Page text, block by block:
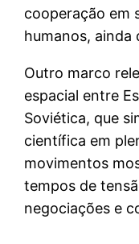
cooperação em
humanos, ainda
Outro marco
espacial entre
Soviética, que
científica em
movimentos
tempos de
negociações e